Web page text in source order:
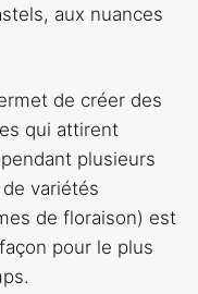
aux nuances
de créer des
qui attirent
plusieurs
variétés
de floraison) est
pour le plus